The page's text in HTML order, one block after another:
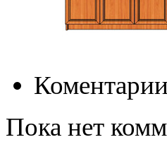
Коментарии
Пока нет